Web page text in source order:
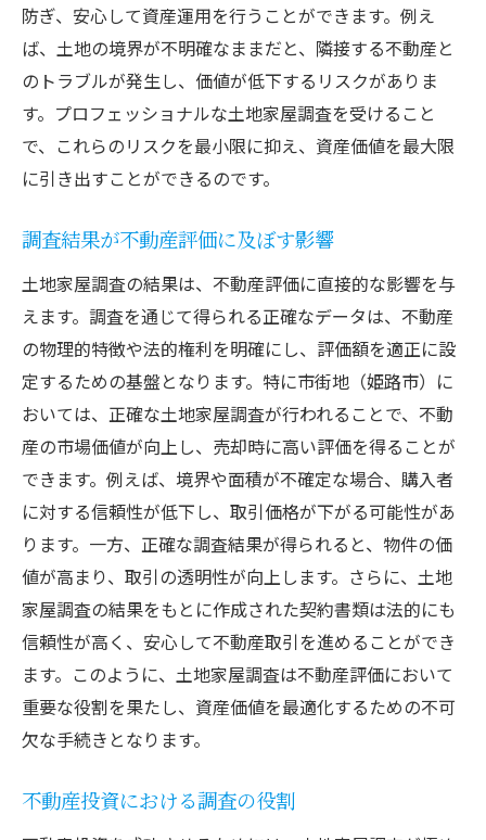
防ぎ、安心して資産運用を行うことができます。例え
ば、土地の境界が不明確なままだと、隣接する不動産と
のトラブルが発生し、価値が低下するリスクがありま
す。プロフェッショナルな土地家屋調査を受けること
で、これらのリスクを最小限に抑え、資産価値を最大限
に引き出すことができるのです。
調査結果が不動産評価に及ぼす影響
土地家屋調査の結果は、不動産評価に直接的な影響を与
えます。調査を通じて得られる正確なデータは、不動産
の物理的特徴や法的権利を明確にし、評価額を適正に設
定するための基盤となります。特に市街地（姫路市）に
おいては、正確な土地家屋調査が行われることで、不動
産の市場価値が向上し、売却時に高い評価を得ることが
できます。例えば、境界や面積が不確定な場合、購入者
に対する信頼性が低下し、取引価格が下がる可能性があ
ります。一方、正確な調査結果が得られると、物件の価
値が高まり、取引の透明性が向上します。さらに、土地
家屋調査の結果をもとに作成された契約書類は法的にも
信頼性が高く、安心して不動産取引を進めることができ
ます。このように、土地家屋調査は不動産評価において
重要な役割を果たし、資産価値を最適化するための不可
欠な手続きとなります。
不動産投資における調査の役割